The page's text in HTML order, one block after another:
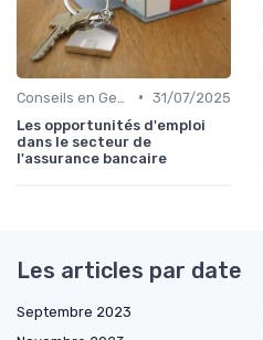
• 31/07/2025
Les opportunités d'emploi
dans le secteur de
l'assurance bancaire
Les articles par date
Septembre 2023